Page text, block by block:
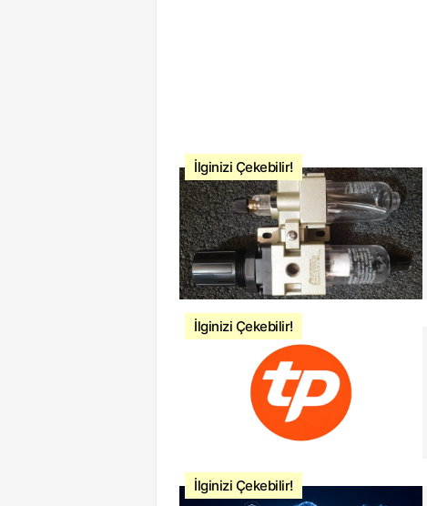
İlginizi Çekebilir!
İlginizi Çekebilir!
İlginizi Çekebilir!